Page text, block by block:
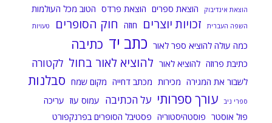
הוצאת אינדיבוק הוצאת ספרים הוצאת פרדס הטוב מכל העולמות
השפה העברית זכויות יוצרים חוזה חוק הסופרים טעויות
כמה עולה להוציא ספר לאור כתב יד כתיבה
כתיבת פרוזה להוציא לאור להוציא לאור בחול לקטורה
לשבור את המגירה מכירות מכתב דחייה מקום שמח סבלנות
ספרי ניב עורך ספרותי על הכתיבה עמוס עוז עריכה
פול אוסטר פוסטהיסטוריה פסטיבל הסופרים בפרנקפורט